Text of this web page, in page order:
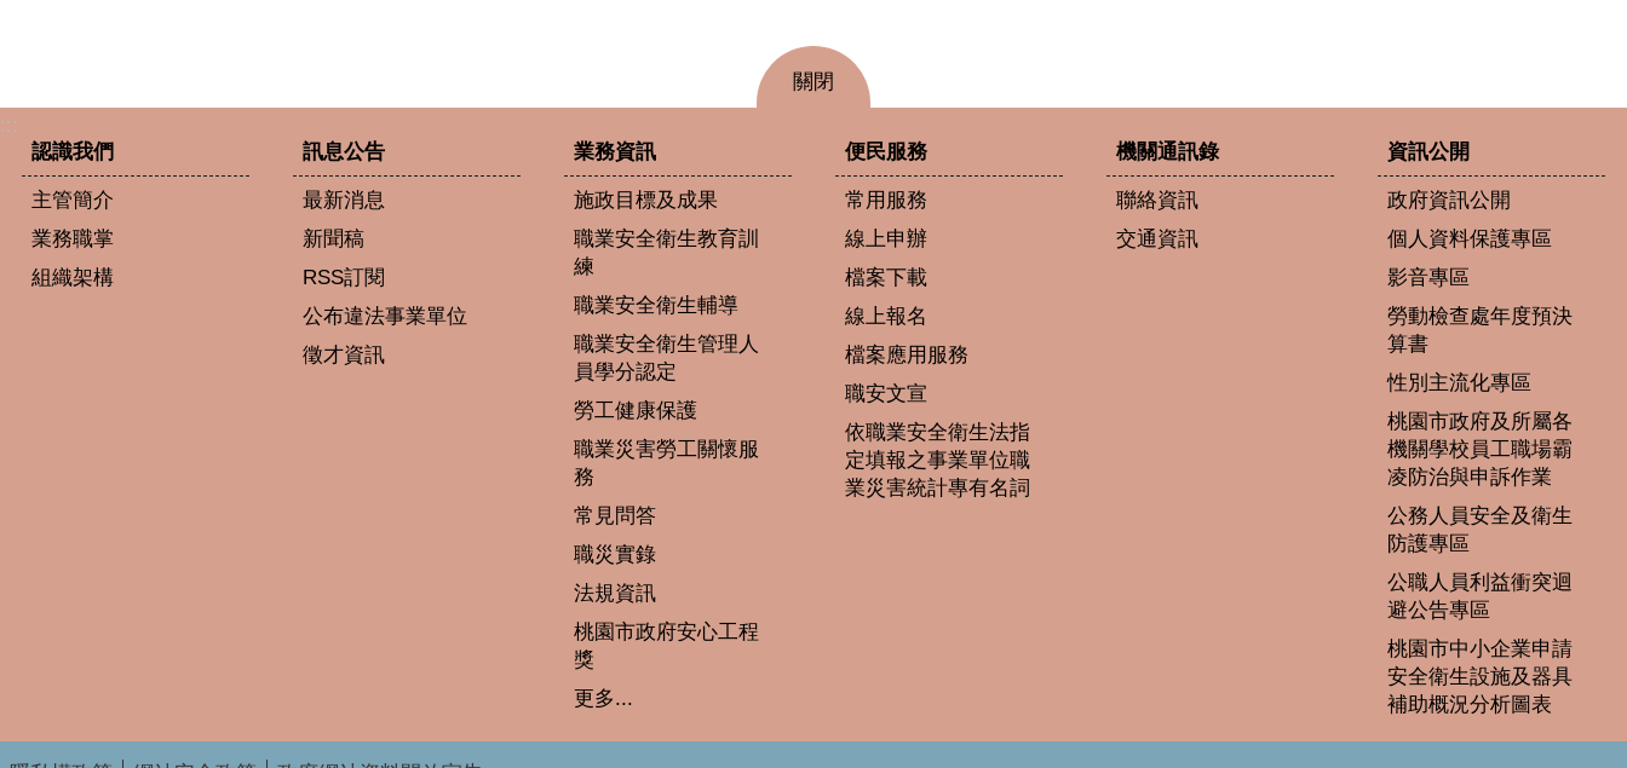
關閉
:::
認識我們
主管簡介
業務職掌
組織架構
訊息公告
最新消息
新聞稿
RSS訂閱
公布違法事業單位
徵才資訊
業務資訊
施政目標及成果
職業安全衛生教育訓
練
職業安全衛生輔導
職業安全衛生管理人
員學分認定
勞工健康保護
職業災害勞工關懷服
務
常見問答
職災實錄
法規資訊
桃園市政府安心工程
獎
更多...
便民服務
常用服務
線上申辦
檔案下載
線上報名
檔案應用服務
職安文宣
依職業安全衛生法指
定填報之事業單位職
業災害統計專有名詞
機關通訊錄
聯絡資訊
交通資訊
資訊公開
政府資訊公開
個人資料保護專區
影音專區
勞動檢查處年度預決
算書
性別主流化專區
桃園市政府及所屬各
機關學校員工職場霸
凌防治與申訴作業
公務人員安全及衛生
防護專區
公職人員利益衝突迴
避公告專區
桃園市中小企業申請
安全衛生設施及器具
補助概況分析圖表